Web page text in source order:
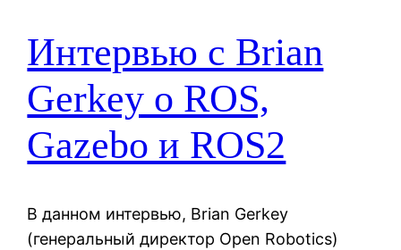
Интервью с Brian
Gerkey о ROS,
Gazebo и ROS2
В данном интервью, Brian Gerkey
(генеральный директор Open Robotics)